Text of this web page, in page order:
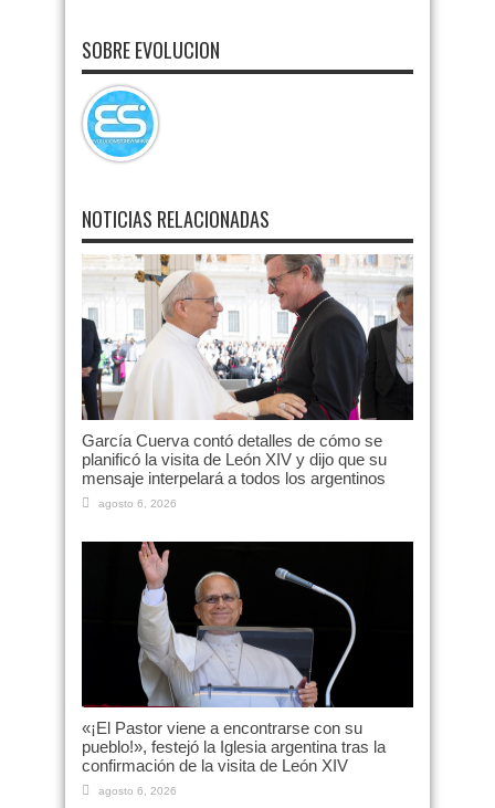
SOBRE EVOLUCION
NOTICIAS RELACIONADAS
García Cuerva contó detalles de cómo se
planificó la visita de León XIV y dijo que su
mensaje interpelará a todos los argentinos
agosto 6, 2026
«¡El Pastor viene a encontrarse con su
pueblo!», festejó la Iglesia argentina tras la
confirmación de la visita de León XIV
agosto 6, 2026